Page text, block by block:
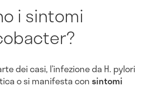
i sintomi
dei casi, l’infezione da H. pylori
o si manifesta consintomi